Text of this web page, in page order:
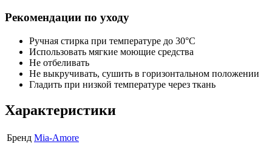
Рекомендации по уходу
Ручная стирка при температуре до 30°C
Использовать мягкие моющие средства
Не отбеливать
Не выкручивать, сушить в горизонтальном положении
Гладить при низкой температуре через ткань
Характеристики
Бренд Mia-Amore